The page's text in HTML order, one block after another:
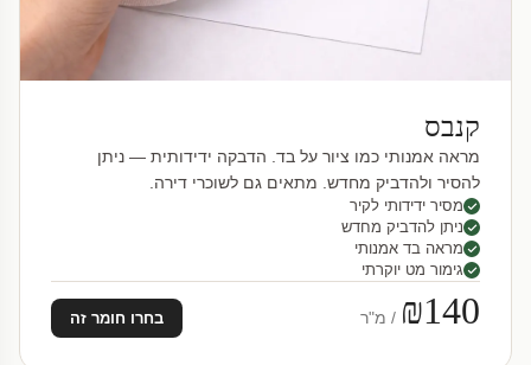
קנבס
מראה אמנותי כמו ציור על בד. הדבקה ידידותית — ניתן
להסיר ולהדביק מחדש. מתאים גם לשוכרי דירה.
מסיר ידידותי לקיר
ניתן להדביק מחדש
מראה בד אמנותי
גימור מט יוקרתי
₪140 / מ"ר בחרו חומר זה